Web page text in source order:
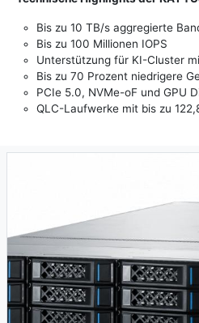
Bis zu 10 TB/s aggregierte
Bis zu 100 Millionen IOPS
Unterstützung für KI-Cluster
Bis zu 70 Prozent niedrigere
PCIe 5.0, NVMe-oF und GPU
QLC-Laufwerke mit bis zu